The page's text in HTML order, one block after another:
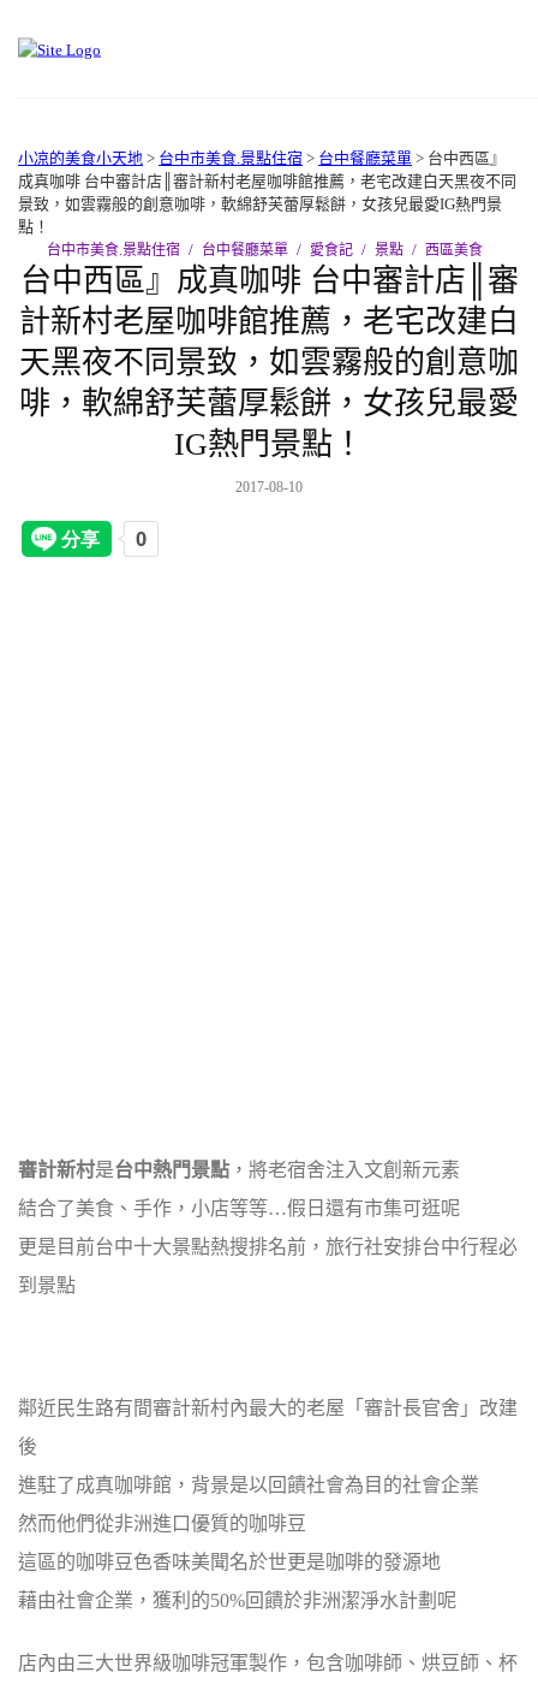
小凉的美食小天地 > 台中市美食.景點住宿 > 台中餐廳菜單 > 台中西區』
成真咖啡 台中審計店║審計新村老屋咖啡館推薦，老宅改建白天黑夜不同
景致，如雲霧般的創意咖啡，軟綿舒芙蕾厚鬆餅，女孩兒最愛IG熱門景
點！
台中市美食.景點住宿 台中餐廳菜單 愛食記 景點 西區美食
台中西區』成真咖啡 台中審計店║審
計新村老屋咖啡館推薦，老宅改建白
天黑夜不同景致，如雲霧般的創意咖
啡，軟綿舒芙蕾厚鬆餅，女孩兒最愛
IG熱門景點！
2017-08-10
審計新村是台中熱門景點 ，將老宿舍注入文創新元素
結合了美食、手作，小店等等…假日還有市集可逛呢
更是目前台中十大景點熱搜排名前，旅行社安排台中行程必
到景點
鄰近民生路有間審計新村內最大的老屋「審計長官舍」改建
後
進駐了成真咖啡館，背景是以回饋社會為目的社會企業
然而他們從非洲進口優質的咖啡豆
這區的咖啡豆色香味美聞名於世更是咖啡的發源地
藉由社會企業，獲利的50%回饋於非洲潔淨水計劃呢
店內由三大世界級咖啡冠軍製作，包含咖啡師、烘豆師、杯